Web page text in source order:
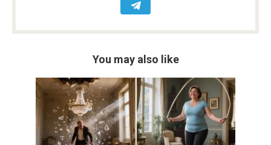
You may also like